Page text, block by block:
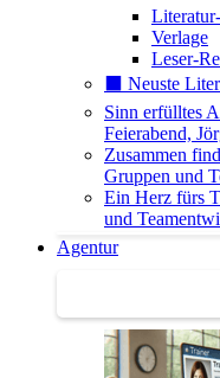
Verlage
Leser-
⬛️ Neuste
Sinn erfülltes
Feierabend,
Zusammen
Gruppen und
Ein Herz fürs
und
Agentur